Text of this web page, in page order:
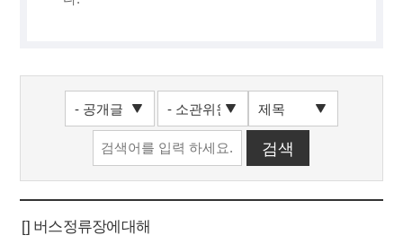
[] 버스정류장에대해